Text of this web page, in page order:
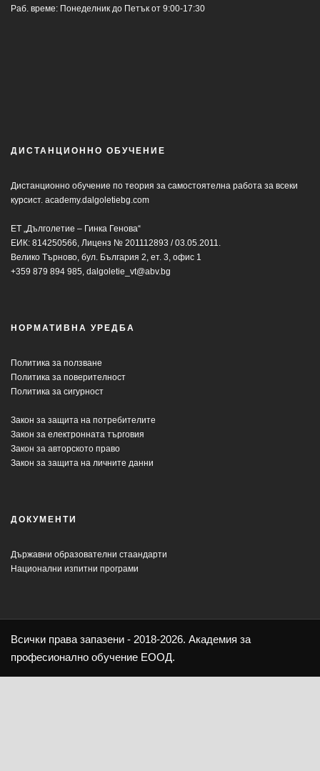
Раб. време: Понеделник до Петък от 9:00-17:30
ДИСТАНЦИОННО ОБУЧЕНИЕ
Дистанционно обучение по теория за самостоятелна работа за всеки
курсист. academy.dalgoletiebg.com
ЕТ „Дълголетие – Гинка Генова“
ЕИК: 814250566, Лиценз № 201112893 / 03.05.2011.
Велико Търново, бул. България 2, ет. 3, офис 1
+359 879 894 985, dalgoletie_vt@abv.bg
НОРМАТИВНА УРЕДБА
Политика за ползване
Политика за поверителност
Политика за сигурност
Закон за защита на потребителите
Закон за електронната търговия
Закон за авторското право
Закон за защита на личните данни
ДОКУМЕНТИ
Държавни образователни стаандарти
Национални изпитни програми
Всички права запазени - 2018-2026. Академия за
професионално обучение ЕООД.